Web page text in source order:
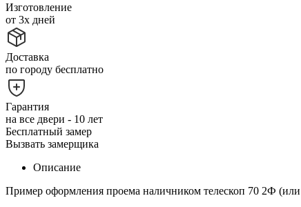
Изготовление
от 3х дней
Доставка
по городу бесплатно
Гарантия
на все двери - 10 лет
Бесплатный замер
Вызвать замерщика
Описание
Пример оформления проема наличником телескоп 70 2Ф